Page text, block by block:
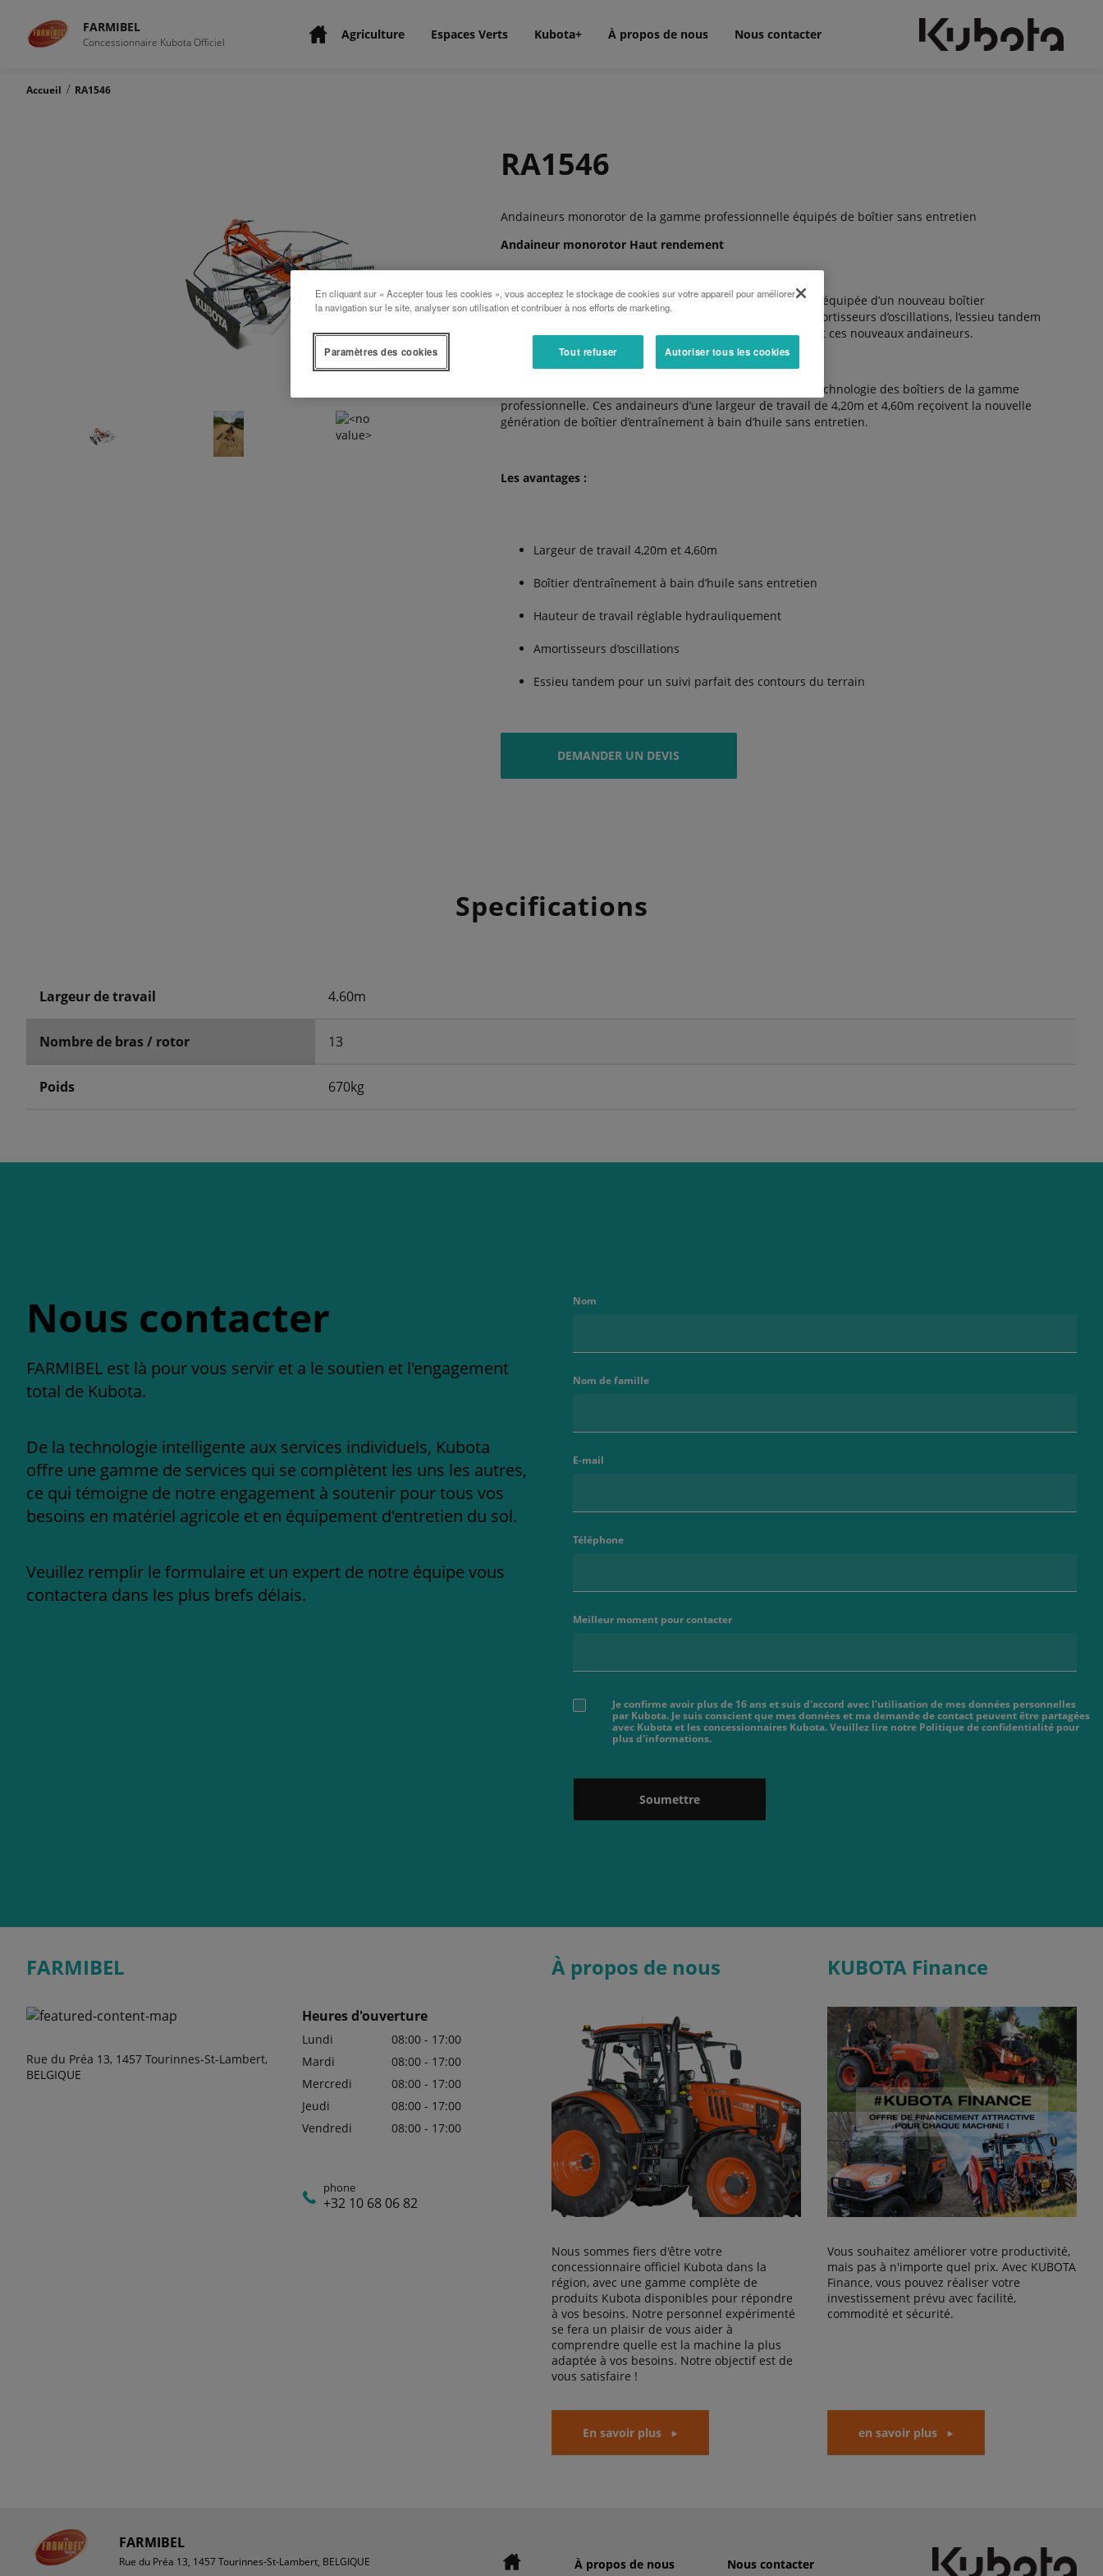
FARMIBEL
Concessionnaire Kubota Officiel Agriculture Espaces Verts Kubota+ À propos de nous Nous contacter
Accueil / RA1546
RA1546
Andaineurs monorotor de la gamme professionnelle équipés de boîtier sans entretien
Andaineur monorotor Haut rendement
La nouvelle génération d’andaineur monorotor Kubota est équipée d’un nouveau boîtier
d’entraînement. Les arguments principaux tels que les amortisseurs d’oscillations, l’essieu tandem
et le réglage de la hauteur de travail hydraulique équipent ces nouveaux andaineurs.
Les nouveaux andaineurs monorotor sont pourvus de la technologie des boîtiers de la gamme
professionnelle. Ces andaineurs d’une largeur de travail de 4,20m et 4,60m reçoivent la nouvelle
génération de boîtier d’entraînement à bain d’huile sans entretien.
Les avantages :
Largeur de travail 4,20m et 4,60m
Boîtier d’entraînement à bain d’huile sans entretien
Hauteur de travail réglable hydrauliquement
Amortisseurs d’oscillations
Essieu tandem pour un suivi parfait des contours du terrain
DEMANDER UN DEVIS
Specifications
Largeur de travail 4.60m
Nombre de bras / rotor 13
Poids 670kg
Nous contacter
FARMIBEL est là pour vous servir et a le soutien et l'engagement
total de Kubota.
De la technologie intelligente aux services individuels, Kubota
offre une gamme de services qui se complètent les uns les autres,
ce qui témoigne de notre engagement à soutenir pour tous vos
besoins en matériel agricole et en équipement d'entretien du sol.
Veuillez remplir le formulaire et un expert de notre équipe vous
contactera dans les plus brefs délais.
Nom
Nom de famille
E-mail
Téléphone
Meilleur moment pour contacter
Je confirme avoir plus de 16 ans et suis d'accord avec l'utilisation de mes données personnelles
par Kubota. Je suis conscient que mes données et ma demande de contact peuvent être partagées
avec Kubota et les concessionnaires Kubota. Veuillez lire notre Politique de confidentialité pour
plus d'informations.
Soumettre
FARMIBEL
Rue du Préa 13, 1457 Tourinnes-St-Lambert,
BELGIQUE
Heures d'ouverture
Lundi
08:00 - 17:00
Mardi
08:00 - 17:00
Mercredi
08:00 - 17:00
Jeudi
08:00 - 17:00
Vendredi
08:00 - 17:00
phone
+32 10 68 06 82
À propos de nous
Nous sommes fiers d'être votre
concessionnaire officiel Kubota dans la
région, avec une gamme complète de
produits Kubota disponibles pour répondre
à vos besoins. Notre personnel expérimenté
se fera un plaisir de vous aider à
comprendre quelle est la machine la plus
adaptée à vos besoins. Notre objectif est de
vous satisfaire !
En savoir plus
KUBOTA Finance
Vous souhaitez améliorer votre productivité,
mais pas à n'importe quel prix. Avec KUBOTA
Finance, vous pouvez réaliser votre
investissement prévu avec facilité,
commodité et sécurité.
en savoir plus
FARMIBEL
Rue du Préa 13, 1457 Tourinnes-St-Lambert, BELGIQUE À propos de nous Nous contacter
En cliquant sur « Accepter tous les cookies », vous acceptez le stockage de cookies sur votre appareil pour améliorer
la navigation sur le site, analyser son utilisation et contribuer à nos efforts de marketing.
Tout refuser Autoriser tous les cookies
Paramètres des cookies